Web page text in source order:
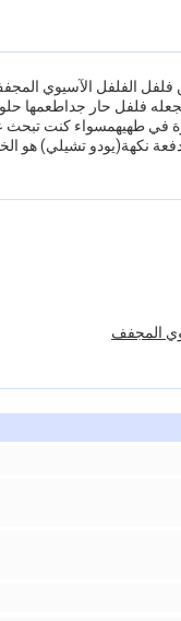
في طهيهمسواء كنت تبحث
نكهة(يودو تشيلي) هو
المجفف